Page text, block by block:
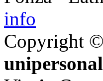
info
Copyright